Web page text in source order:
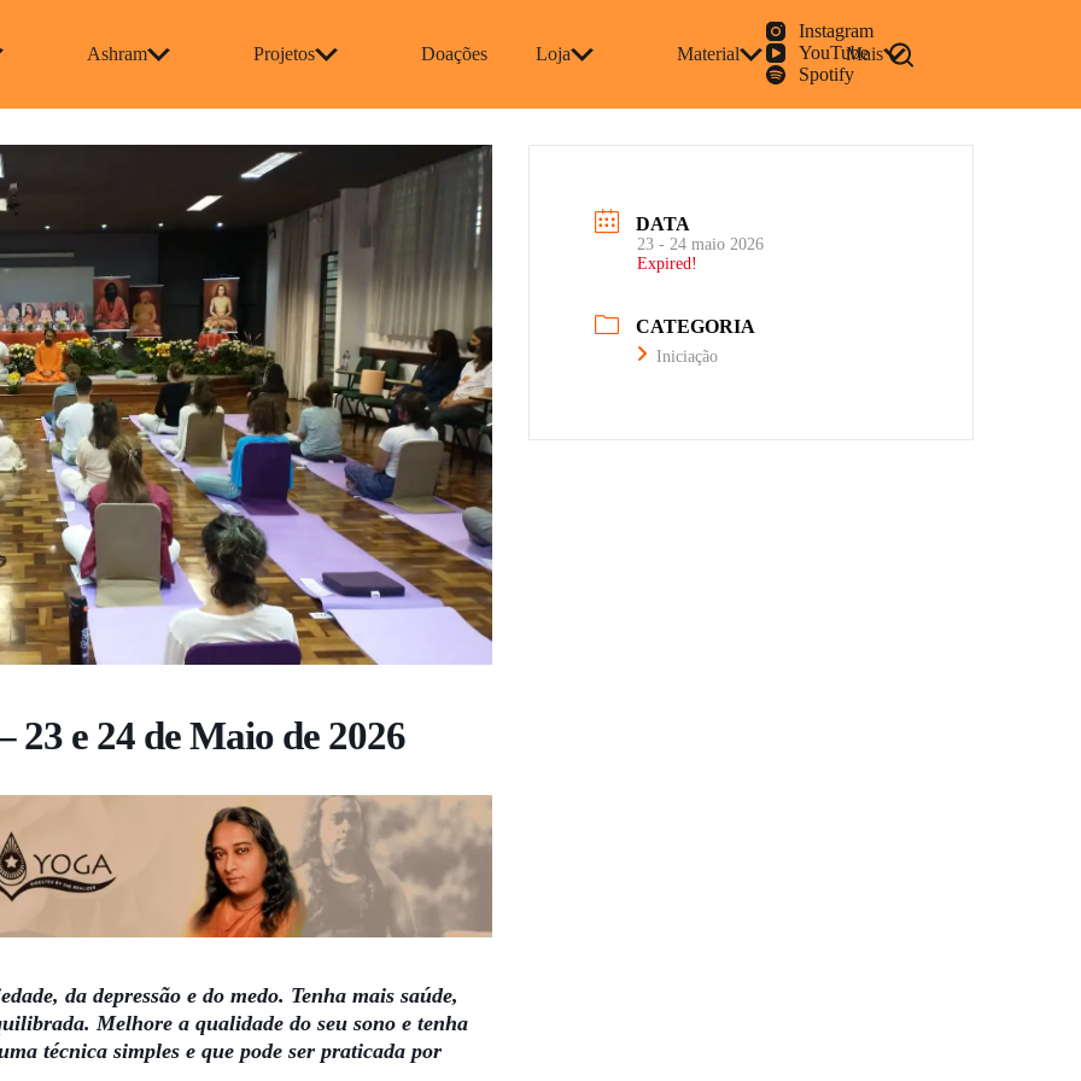
Ashram Projetos Doações Loja Material Mais
Instagram
YouTube
Spotify
23 e 24 de Maio de 2026
da depressão e do medo. Tenha mais saúde,
Melhore a qualidade do seu sono e tenha
técnica simples e que pode ser praticada por
DATA
23 - 24 maio 2026
Expired!
CATEGORIA
Iniciação